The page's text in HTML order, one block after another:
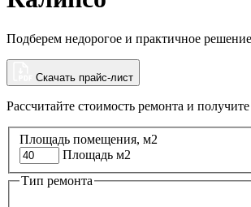
Подберем недорогое и практичное
Скачать прайс-лист
Рассчитайте стоимость ремонта и
Площадь помещения, м2
Площадь м2
Тип ремонта